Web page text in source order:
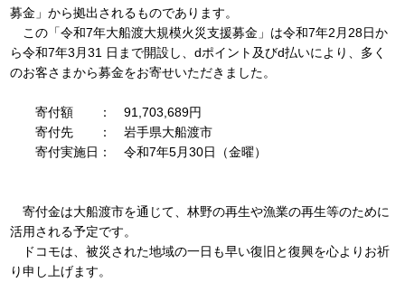
募金」から拠出されるものであります。
この「令和7年大船渡大規模火災支援募金」は令和7年2月28日か
ら令和7年3月31 日まで開設し、dポイント及びd払いにより、多く
のお客さまから募金をお寄せいただきました。
寄付額 ： 91,703,689円
寄付先 ： 岩手県大船渡市
寄付実施日： 令和7年5月30日（金曜）
寄付金は大船渡市を通じて、林野の再生や漁業の再生等のために
活用される予定です。
ドコモは、被災された地域の一日も早い復旧と復興を心よりお祈
り申し上げます。